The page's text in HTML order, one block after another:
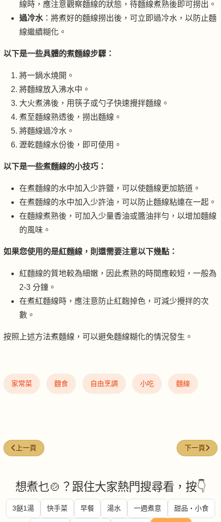
線時，應注意觀察麵線的狀態，待麵線煮熟後即可撈出。
過冷水：將煮好的麵線撈出後，可立即過冷水，以防止麵
線繼續糊化。
以下是一些具體的煮麵線步驟：
將一鍋水燒開。
將麵線放入沸水中。
大火煮沸後，用筷子或勺子快速攪拌麵線。
煮至麵線熟透後，撈出麵線。
將麵線過冷水。
瀝乾麵線水份後，即可使用。
以下是一些煮麵線的小技巧：
在煮麵線的水中加入少許鹽，可以使麵線更加筋道。
在煮麵線的水中加入少許油，可以防止麵線粘連在一起。
在麵線煮熟後，可加入少量香油或醬油拌勻，以增加麵線
的風味。
如果您使用的是紅麵線，則還需要注意以下幾點：
紅麵線的質地較為細嫩，因此煮熟的時間應較短，一般為
2-3 分鐘。
在煮紅麵線時，應注意防止紅麴掉色，可減少攪拌的次
數。
按照上述方法煮麵線，可以避免麵線糊化的情況發生。
家常菜 麵食 自由烹調 小吃 麵線
上一篇文章: 蝦仁青瓜烏冬
上一頁 下一篇文章
下一頁
想煮乜🍲？跟住大家熱門搜尋看，按👇
3餸1湯 快手菜 早餐 湯水 一週煮意 甜品・小食